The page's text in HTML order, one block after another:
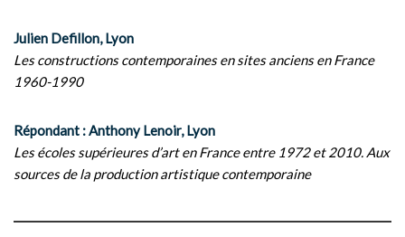
Julien Defillon, Lyon
Les constructions contemporaines en sites anciens en France
1960-1990
Répondant : Anthony Lenoir, Lyon
Les écoles supérieures d’art en France entre 1972 et 2010. Aux
sources de la production artistique contemporaine